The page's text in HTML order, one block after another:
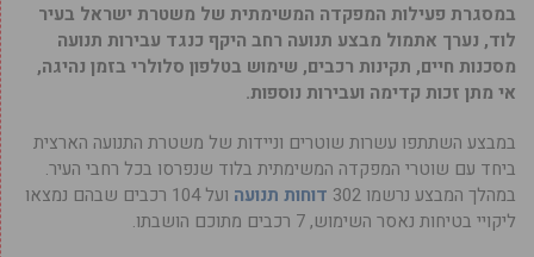
במסגרת פעילות המפקדה המשימתית של משטרת ישראל בעיר
לוד, נערך אתמול מבצע תנועה רחב היקף כנגד עבירות תנועה
מסכנות חיים, תקינות רכבים, שימוש בטלפון סלולרי בזמן נהיגה,
אי מתן זכות קדימה ועבירות נוספות.
במבצע השתתפו עשרות שוטרים וניידות של משטרת התנועה הארצית
ביחד עם שוטרי המפקדה המשימתית בלוד שנפרסו בכל רחבי העיר.
במהלך המבצע נרשמו 302
דוחות תנועה
ועל 104 רכבים שבהם נמצאו
ליקויי בטיחות נאסר השימוש, 7 רכבים מתוכם הושבתו.